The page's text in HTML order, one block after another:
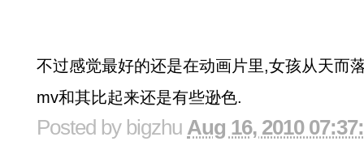
不过感觉最好的还是在动画片里,女孩从天而
mv和其比起来还是有些逊色.
Posted by bigzhu Aug 16, 2010